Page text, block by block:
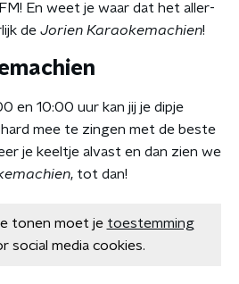
En weet je waar dat het aller-
de Jorien Karaokemachien!
en 10:00 uur kan jij je dipje
mee te zingen met de beste
je keeltje alvast en dan zien we
, tot dan!
tonen moet je toestemming
social media cookies.